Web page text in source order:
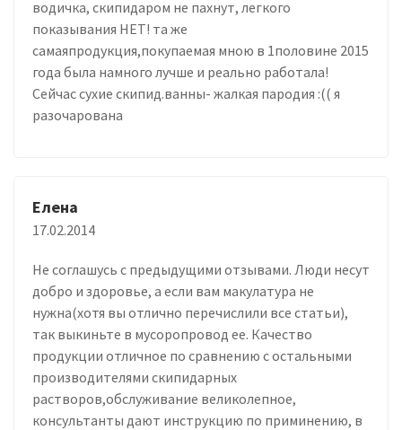
водичка, скипидаром не пахнут, легкого
показывания НЕТ! та же
самаяпродукция,покупаемая мною в 1половине 2015
года была намного лучше и реально работала!
Сейчас сухие скипид.ванны- жалкая пародия :(( я
разочарована
Елена
17.02.2014
Не соглашусь с предыдущими отзывами. Люди несут
добро и здоровье, а если вам макулатура не
нужна(хотя вы отлично перечислили все статьи),
так выкиньте в мусоропровод ее. Качество
продукции отличное по сравнению с остальными
производителями скипидарных
растворов,обслуживание великолепное,
консультанты дают инструкцию по приминению, в